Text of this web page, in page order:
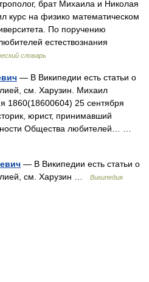
брат Михаила и Николая
курс на физико математическом
По поручению
естествознания
словарь
— В Википедии есть статьи о
см. Харузин. Михаил
1860(18600604) 25 сентября
юрист, принимавший
Общества любителей… …
— В Википедии есть статьи о
см. Харузин …
Википедия